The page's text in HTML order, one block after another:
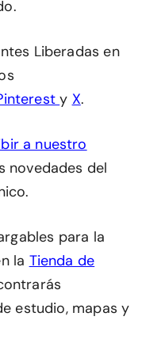
Liberadas en
y X.
a nuestro
novedades del
para la
la Tienda de
estudio, mapas y